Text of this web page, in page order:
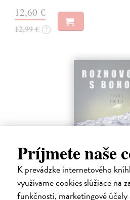
Príjmete naše
K prevádzke internetového
využívame cookies slúžiace na
funkčnosti, marketingové účely
12,60 €
12,99 € ?
Rozhovory s Bohom -